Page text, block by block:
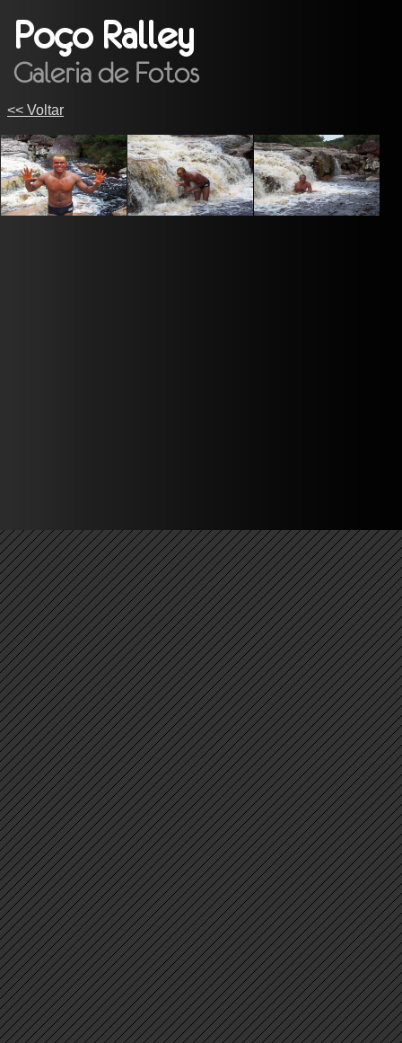
Poço Ralley
Galeria de Fotos
<< Voltar